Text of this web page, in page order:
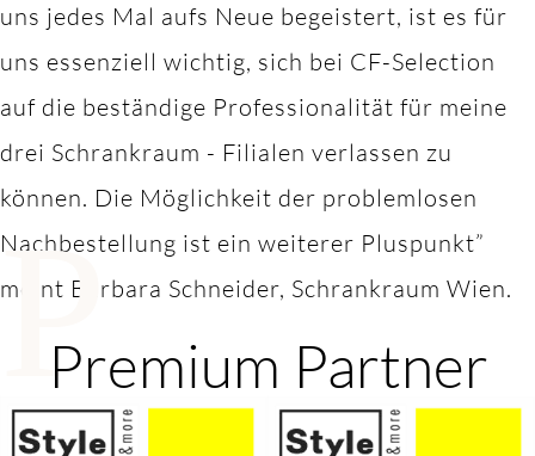
uns jedes Mal aufs Neue begeistert, ist es für
uns essenziell wichtig, sich bei CF-Selection
auf die beständige Professionalität für meine
drei Schrankraum - Filialen verlassen zu
können. Die Möglichkeit der problemlosen
Nachbestellung ist ein weiterer Pluspunkt”
meint Barbara Schneider, Schrankraum Wien.
PPremium Partner